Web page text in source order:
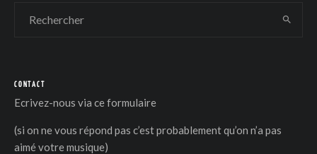
CONTACT
Ecrivez-nous via ce formulaire
(si on ne vous répond pas c’est probablement qu’on n’a pas
aimé votre musique)